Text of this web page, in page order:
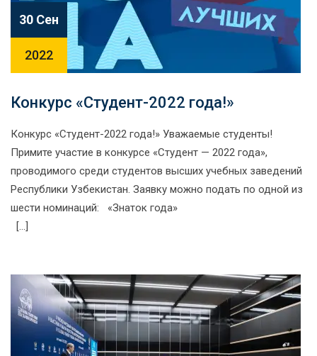
30 Сен
2022
Конкурс «Студент-2022 года!»
Конкурс «Студент-2022 года!» Уважаемые студенты!
Примите участие в конкурсе «Студент — 2022 года»,
проводимого среди студентов высших учебных заведений
Республики Узбекистан. Заявку можно подать по одной из
шести номинаций: «Знаток года»
[…]